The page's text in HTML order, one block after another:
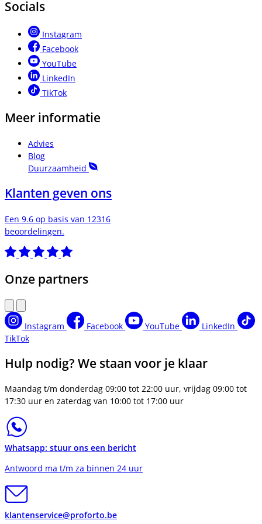
Socials
Instagram
Facebook
YouTube
LinkedIn
TikTok
Meer informatie
Advies
Blog
Duurzaamheid
Klanten geven ons
Een 9.6 op basis van 12316
beoordelingen.
Onze partners
Instagram Facebook YouTube
LinkedIn
TikTok
Hulp nodig? We staan voor je klaar
Maandag t/m donderdag 09:00 tot 22:00 uur, vrijdag 09:00 tot
17:30 uur en zaterdag van 10:00 tot 17:00 uur
Whatsapp: stuur ons een bericht
Antwoord ma t/m za binnen 24 uur
klantenservice@proforto.be